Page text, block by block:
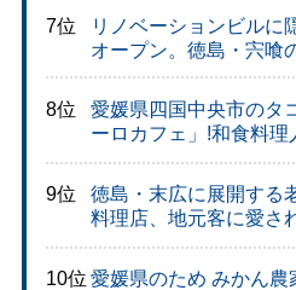
7位
リノベーションビルに
オープン。徳島・宍喰
8位
愛媛県四国中央市のタ
ーロカフェ」!和食料理
9位
徳島・末広に展開する
料理店、地元客に愛さ
10位 愛媛県のため みかん